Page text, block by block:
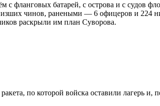
с фланговых батарей, с острова и с судов
чинов, ранеными — 6 офицеров и
раскрыли им план Суворова.
ракета, по которой войска оставили